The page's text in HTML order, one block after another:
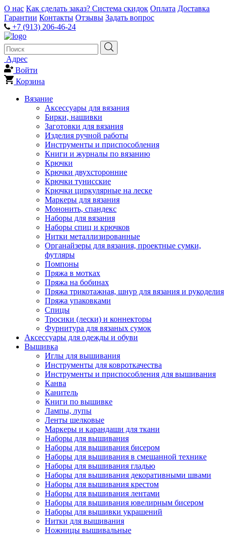
О нас Как сделать заказ? Система скидок Оплата Доставка
Гарантии Контакты Отзывы Задать вопрос
+7 (913) 206-46-24
Адрес
Войти
Корзина
Вязание
Аксессуары для вязания
Бирки, нашивки
Заготовки для вязания
Изделия ручной работы
Инструменты и приспособления
Книги и журналы по вязанию
Крючки
Крючки двухсторонние
Крючки тунисские
Крючки циркулярные на леске
Маркеры для вязания
Мононить, спандекс
Наборы для вязания
Наборы спиц и крючков
Нитки металлизированные
Органайзеры для вязания, проектные сумки,
футляры
Помпоны
Пряжа в мотках
Пряжа на бобинах
Пряжа трикотажная, шнур для вязания и рукоделия
Пряжа упаковками
Спицы
Тросики (лески) и коннекторы
Фурнитура для вязаных сумок
Аксессуары для одежды и обуви
Вышивка
Иглы для вышивания
Инструменты для ковроткачества
Инструменты и приспособления для вышивания
Канва
Канитель
Книги по вышивке
Лампы, лупы
Ленты шелковые
Маркеры и карандаши для ткани
Наборы для вышивания
Наборы для вышивания бисером
Наборы для вышивания в смешанной технике
Наборы для вышивания гладью
Наборы для вышивания декоративными швами
Наборы для вышивания крестом
Наборы для вышивания лентами
Наборы для вышивания ювелирным бисером
Наборы для вышивки украшений
Нитки для вышивания
Ножницы вышивальные